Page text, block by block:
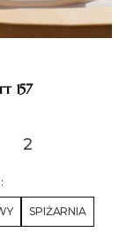
157
2
SPIŻARNIA